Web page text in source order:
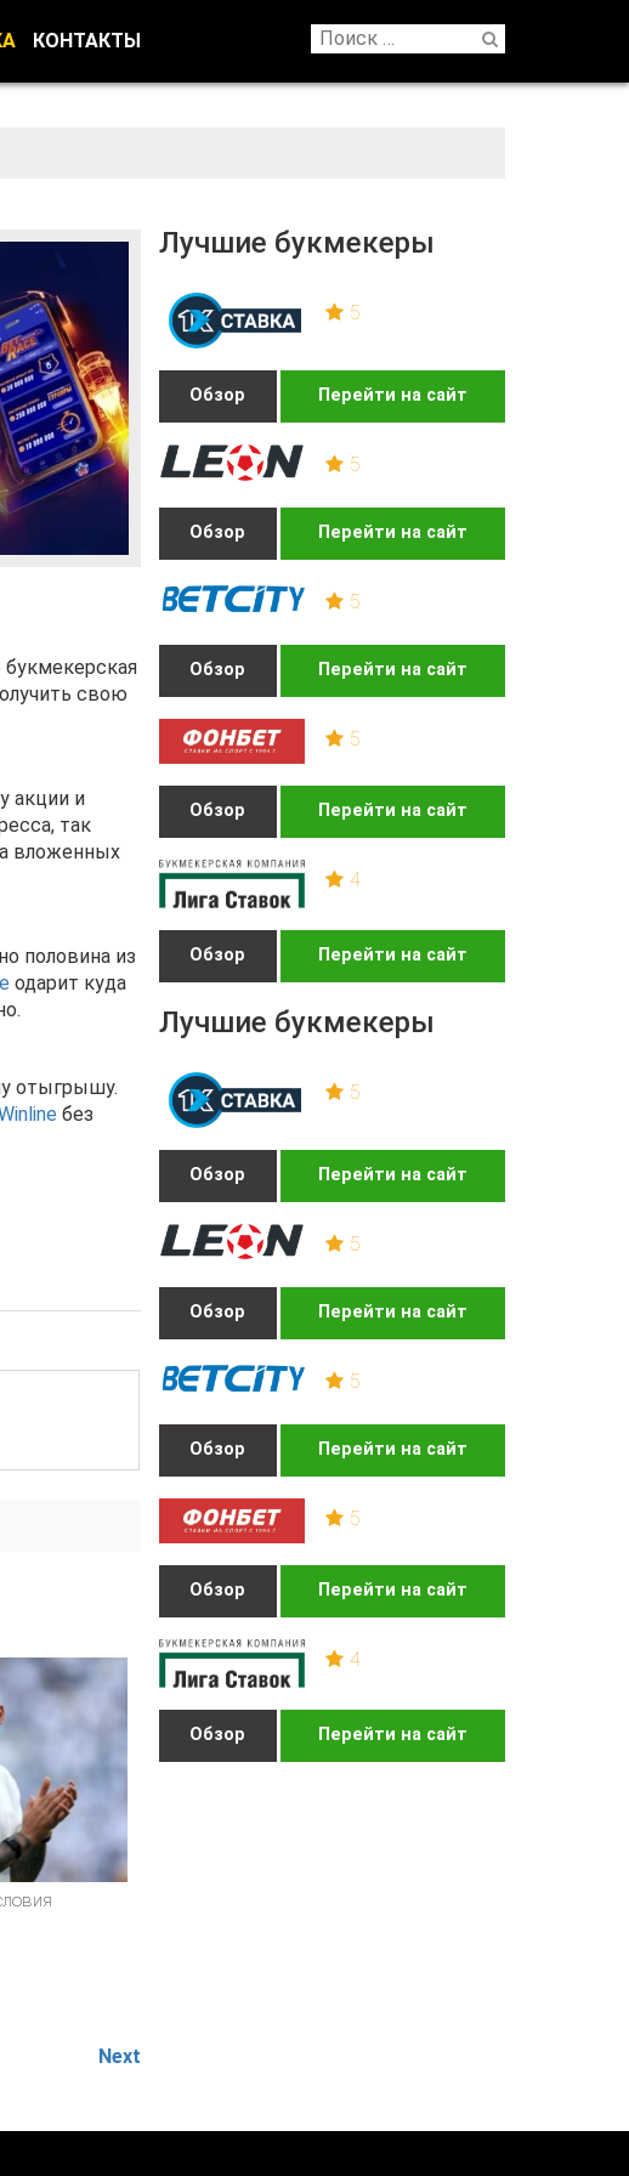
КОНТАКТЫ
Лучшие букмекеры
5
Обзор Перейти на сайт
5
Обзор Перейти на сайт
5
Обзор Перейти на сайт
5
Обзор Перейти на сайт
4
Обзор Перейти на сайт
Лучшие букмекеры
5
Обзор Перейти на сайт
5
Обзор Перейти на сайт
5
Обзор Перейти на сайт
5
Обзор Перейти на сайт
4
Обзор Перейти на сайт
букмекерская
свою
акции и
так
вложенных
половина из
одарит куда
отыгрышу.
без
Next